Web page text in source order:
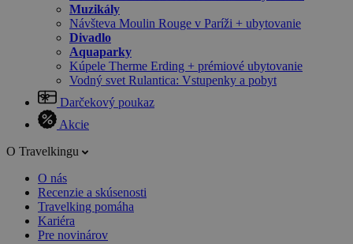
Muzikály
Návšteva Moulin Rouge v Paríži + ubytovanie
Divadlo
Aquaparky
Kúpele Therme Erding + prémiové ubytovanie
Vodný svet Rulantica: Vstupenky a pobyt
Darčekový poukaz
Akcie
O Travelkingu
O nás
Recenzie a skúsenosti
Travelking pomáha
Kariéra
Pre novinárov